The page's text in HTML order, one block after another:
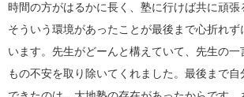
時間の方がはるかに長く、塾に行けば共に頑張
そういう環境があったことが最後まで心折れず
います。先生がどーんと構えていて、先生の
もの不安を取り除いてくれました。最後まで